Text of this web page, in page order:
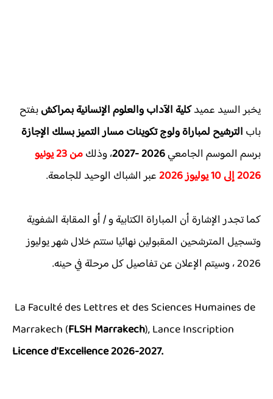
يخبر السيد عميدكلية الآداب والعلوم الإنسانية بمراكشبفتح
باب الترشيح لمباراة ولوج تكوينات مسار التميز بسلك الإجازة
برسم الموسم الجامعي
، وذلك
من 23 يونيو
2026 إلى 10 يوليوز 2026
عبر الشباك الوحيد للجامعة.
كما تجدر الإشارة أن المباراة الكتابية و / أو المقابة الشفوية
وتسجيل المترشحين المقبولين نهائيا ستتم خلال شهر يوليوز
2026 ، وسيتم الإعلان عن تفاصيل كل مرحلة في حينه.
La Faculté des Lettres et des Sciences Humaines de
Marrakech (FLSH Marrakech), Lance Inscription
Licence d'Excellence 2026-2027.